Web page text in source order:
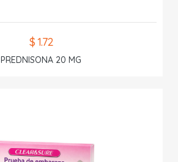
$ 1.72
PREDNISONA 20 MG